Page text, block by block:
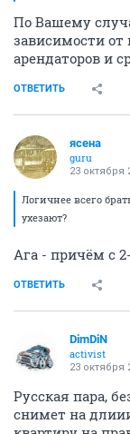
По Вашему
зависимости от
арендаторов и
ОТВЕТИТЬ
ясена
guru
23 октября
Логичнее всего
ухезают?
Ага - причём с
ОТВЕТИТЬ
DimDiN
activist
23 октября
Русская пара,
снимет на